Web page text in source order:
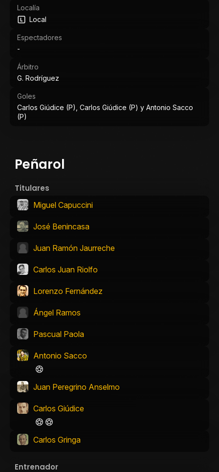
Localía
Local
Espectadores
-
Árbitro
G. Rodríguez
Goles
Carlos Giúdice (P), Carlos Giúdice (P) y Antonio Sacco
(P)
Peñarol
Titulares
Miguel Capuccini
José Benincasa
Juan Ramón Jaurreche
Carlos Juan Riolfo
Lorenzo Fernández
Ángel Ramos
Pascual Paola
Antonio Sacco
Juan Peregrino Anselmo
Carlos Giúdice
Carlos Gringa
Entrenador